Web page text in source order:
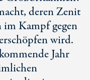
deren Zenit
Kampf gegen
wird.
Jahr